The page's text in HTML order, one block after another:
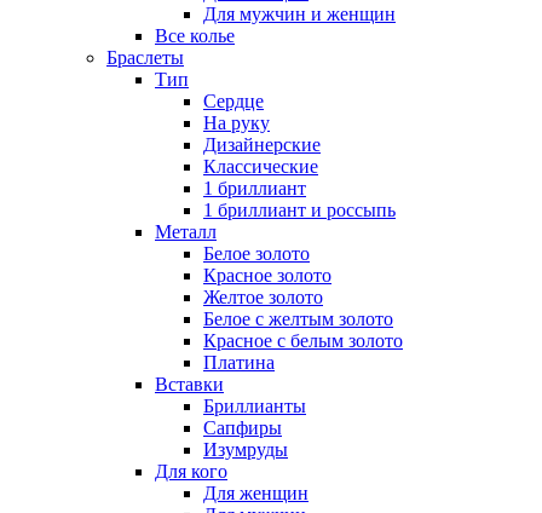
Для мужчин и женщин
Все колье
Браслеты
Тип
Сердце
На руку
Дизайнерские
Классические
1 бриллиант
1 бриллиант и россыпь
Металл
Белое золото
Красное золото
Желтое золото
Белое с желтым золото
Красное с белым золото
Платина
Вставки
Бриллианты
Сапфиры
Изумруды
Для кого
Для женщин